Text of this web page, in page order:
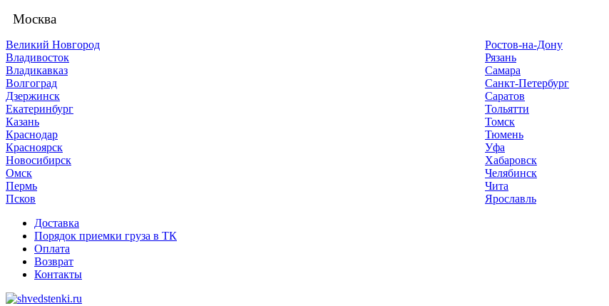
Москва
Великий Новгород
Владивосток
Владикавказ
Волгоград
Дзержинск
Екатеринбург
Казань
Краснодар
Красноярск
Новосибирск
Омск
Пермь
Псков
Ростов-на-Дону
Рязань
Самара
Санкт-Петербург
Саратов
Тольятти
Томск
Тюмень
Уфа
Хабаровск
Челябинск
Чита
Ярославль
Доставка
Порядок приемки груза в ТК
Оплата
Возврат
Контакты